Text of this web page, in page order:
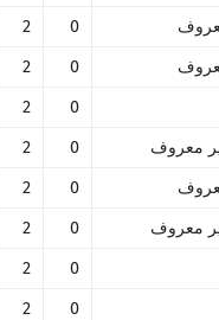
0
2
0
2
0
2
معروف
0
2
0
2
معروف
0
2
0
2
0
2